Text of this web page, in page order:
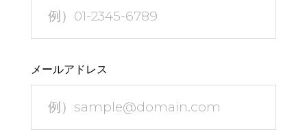
メールアドレス